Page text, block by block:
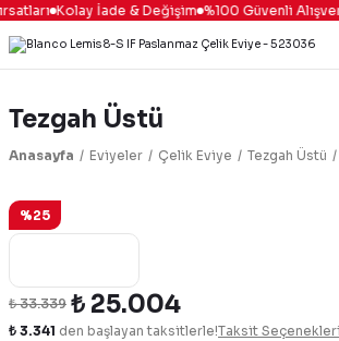
Kolay İade & Değişim %100 Güvenli
Tezgah Üstü
Anasayfa Eviyeler Çelik Eviye Tezgah Üstü
%25
₺ 33.339 ₺ 25.004
₺ 3.341 den başlayan taksitlerle!Taksit Seçenekleri